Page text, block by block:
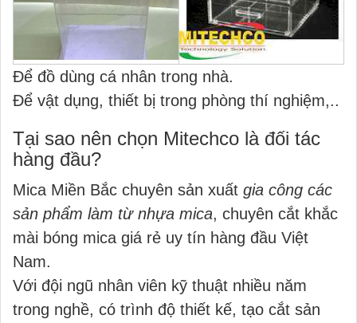
Để đồ dùng cá nhân trong nhà.
Để vật dụng, thiết bị trong phòng thí nghiệm,..
Tại sao nên chọn Mitechco là đối tác
hàng đầu?
Mica Miền Bắc chuyên sản xuất gia công các
sản phẩm làm từ nhựa mica, chuyên cắt khắc
mài bóng mica giá rẻ uy tín hàng đầu Việt
Nam.
Với đội ngũ nhân viên kỹ thuật nhiều năm
trong nghề, có trình độ thiết kế, tạo cắt sản